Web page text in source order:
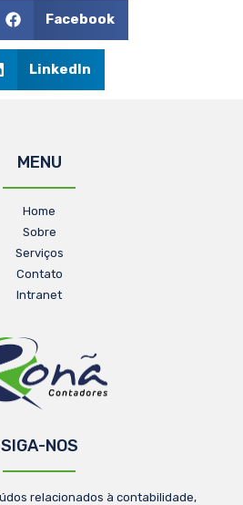
Facebook
LinkedIn
MENU
Home
Sobre
Serviços
Contato
Intranet
SIGA-NOS
relacionados à contabilidade,